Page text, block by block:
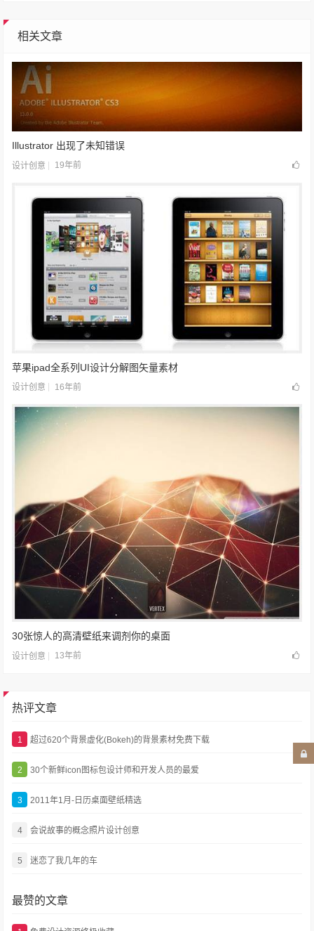
相关文章
Illustrator 出现了未知错误
设计创意 19年前
苹果ipad全系列UI设计分解图矢量素材
设计创意 16年前
30张惊人的高清壁纸来调剂你的桌面
设计创意 13年前
热评文章
1 超过620个背景虚化(Bokeh)的背景素材免费下载
2 30个新鲜icon图标包设计师和开发人员的最爱
3 2011年1月-日历桌面壁纸精选
4 会说故事的概念照片设计创意
5 迷恋了我几年的车
最赞的文章